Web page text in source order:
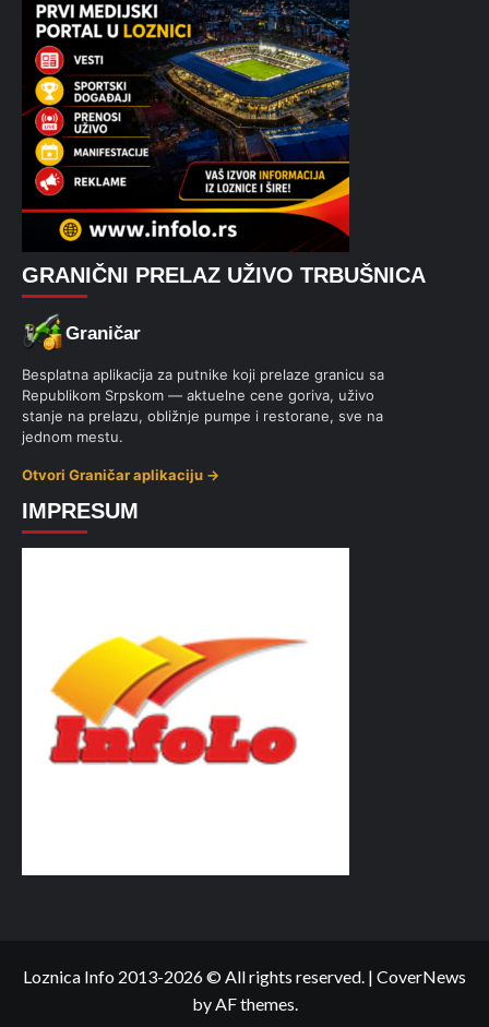
GRANIČNI PRELAZ UŽIVO TRBUŠNICA
Graničar
Besplatna aplikacija za putnike koji prelaze granicu sa
Republikom Srpskom — aktuelne cene goriva, uživo
stanje na prelazu, obližnje pumpe i restorane, sve na
jednom mestu.
Otvori Graničar aplikaciju →
IMPRESUM
Loznica Info 2013-2026 © All rights reserved. | CoverNews
by AF themes.